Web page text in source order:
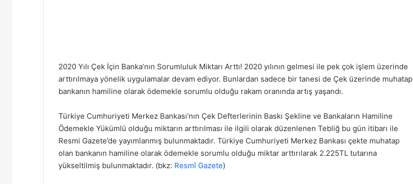
2020 Yılı Çek İçin Banka’nın Sorumluluk Miktarı Arttı! 2020 yılının gelmesi ile pek çok işlem üzerinde
arttırılmaya yönelik uygulamalar devam ediyor. Bunlardan sadece bir tanesi de Çek üzerinde muhatap
bankanın hamiline olarak ödemekle sorumlu olduğu rakam oranında artış yaşandı.
Türkiye Cumhuriyeti Merkez Bankası’nın Çek Defterlerinin Baskı Şekline ve Bankaların Hamiline
Ödemekle Yükümlü olduğu miktarın arttırılması ile ilgili olarak düzenlenen Tebliğ bu gün itibarı ile
Resmi Gazete’de yayımlanmış bulunmaktadır. Türkiye Cumhuriyeti Merkez Bankası çekte muhatap
olan bankanın hamiline olarak ödemekle sorumlu olduğu miktar arttırılarak 2.225TL tutarına
yükseltilmiş bulunmaktadır. (bkz: Resmî Gazete)